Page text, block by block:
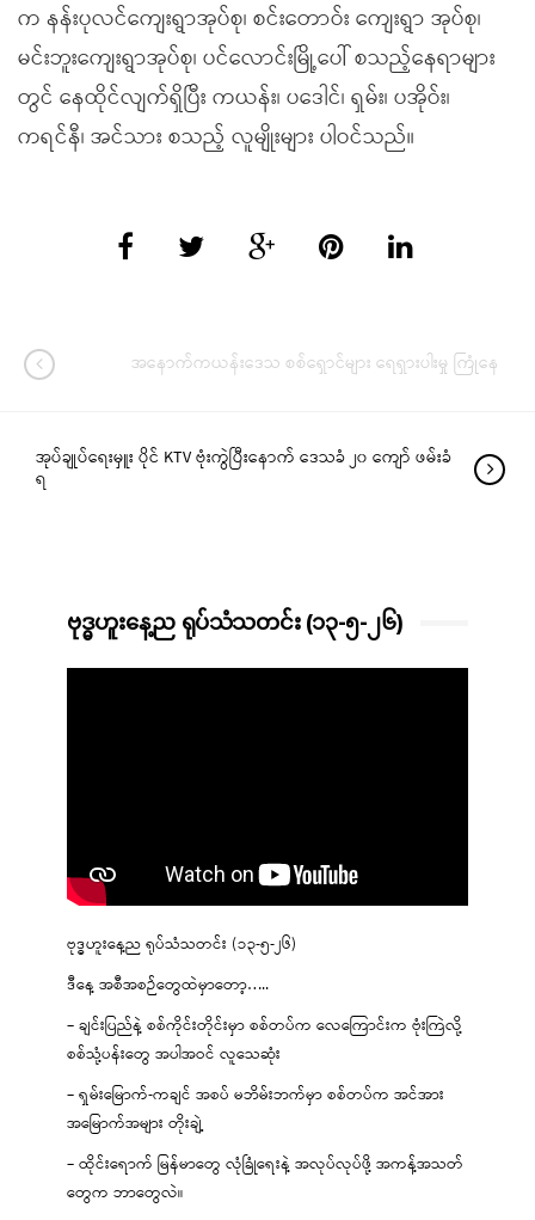
က နန်းပုလင်ကျေးရွာအုပ်စု၊ စင်းတောဝ်း ကျေးရွာ အုပ်စု၊
မင်းဘူးကျေးရွာအုပ်စု၊ ပင်လောင်းမြို့ပေါ် စသည့်နေရာများ
တွင် နေထိုင်လျက်ရှိပြီး ကယန်း၊ ပဒေါင်၊ ရှမ်း၊ ပအိုဝ်း၊
ကရင်နီ၊ အင်သား စသည့် လူမျိုးများ ပါဝင်သည်။
အနောက်ကယန်းဒေသ စစ်ရှောင်များ ရေရှားပါးမှု ကြုံနေ
အုပ်ချုပ်ရေးမှူး ပိုင် KTV ဗုံးကွဲပြီးနောက် ဒေသခံ ၂၀ ကျော် ဖမ်းခံ
ရ
ဗုဒ္ဓဟူးနေ့ည ရုပ်သံသတင်း (၁၃-၅-၂၆)
ဗုဒ္ဓဟူးနေ့ည ရုပ်သံသတင်း (၁၃-၅-၂၆)
ဒီနေ့ အစီအစဉ်တွေထဲမှာတော့…..
– ချင်းပြည်နဲ့ စစ်ကိုင်းတိုင်းမှာ စစ်တပ်က လေကြောင်းက ဗုံးကြဲလို့
စစ်သုံ့ပန်းတွေ အပါအဝင် လူသေဆုံး
– ရှမ်းမြောက်-ကချင် အစပ် မဘိမ်းဘက်မှာ စစ်တပ်က အင်အား
အမြောက်အများ တိုးချဲ့
– ထိုင်းရောက် မြန်မာတွေ လုံခြုံရေးနဲ့ အလုပ်လုပ်ဖို့ အကန့်အသတ်
တွေက ဘာတွေလဲ။